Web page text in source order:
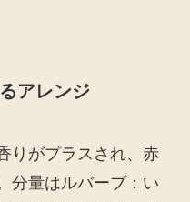
アレンジ
りがプラスされ、赤
分量はルバーブ：い